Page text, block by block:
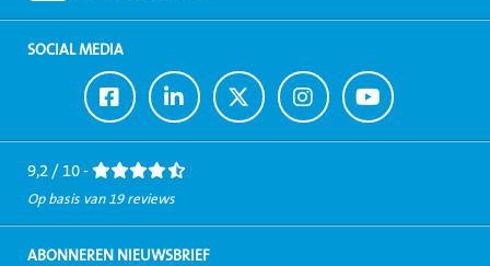
SOCIAL MEDIA
Ga
naar
Facebook
Ga
naar
LinkedIn
Ga
naar
Twitter
Ga
naar
Instagram
Ga
naar
Youtube
9,2 / 10 -
Op basis van 19 reviews
ABONNEREN NIEUWSBRIEF